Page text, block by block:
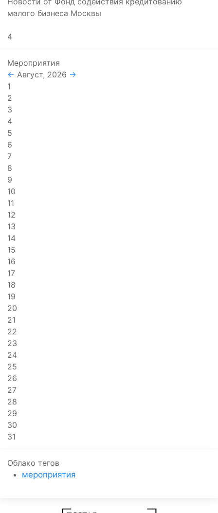
малого бизнеса Москвы
4
Мероприятия
← Август, 2026 →
1
2
3
4
5
6
7
8
9
10
11
12
13
14
15
16
17
18
19
20
21
22
23
24
25
26
27
28
29
30
31
Облако тегов
мероприятия